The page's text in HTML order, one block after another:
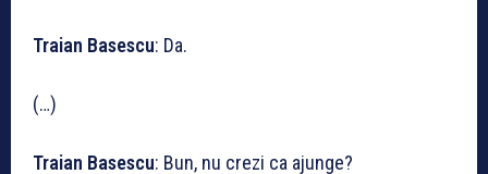
Traian Basescu: Da.
(…)
Traian Basescu: Bun, nu crezi ca ajunge?